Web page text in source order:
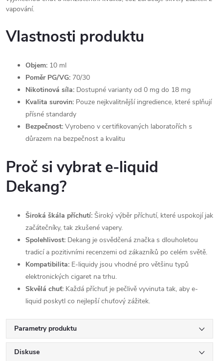
vapování.
Vlastnosti produktu
Objem: 10 ml
Poměr PG/VG: 70/30
Nikotinová síla: Dostupné varianty od 0 mg do 18 mg
Kvalita surovin: Pouze nejkvalitnější ingredience, které splňují
přísné standardy
Bezpečnost: Vyrobeno v certifikovaných laboratořích s
důrazem na bezpečnost a kvalitu
Proč si vybrat e-liquid
Dekang?
Široká škála příchutí: Široký výběr příchutí, které uspokojí jak
začátečníky, tak zkušené vapery.
Spolehlivost: Dekang je osvědčená značka s dlouholetou
tradicí a pozitivními recenzemi od zákazníků po celém světě.
Kompatibilita: E-liquidy jsou vhodné pro většinu typů
elektronických cigaret na trhu.
Skvělá chuť: Každá příchuť je pečlivě vyvinuta tak, aby e-
liquid poskytl co nejlepší chuťový zážitek.
Parametry produktu
Diskuse